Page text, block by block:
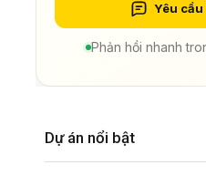
Yêu
Phản hồi nhanh
Dự án nổi bật